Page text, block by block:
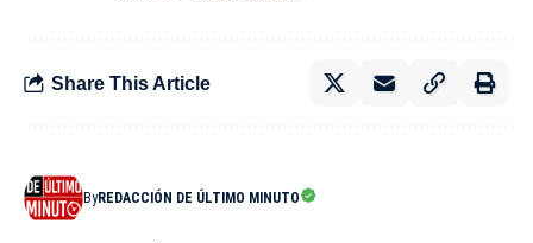
Share This Article
ByREDACCIÓN DE ÚLTIMO MINUTO